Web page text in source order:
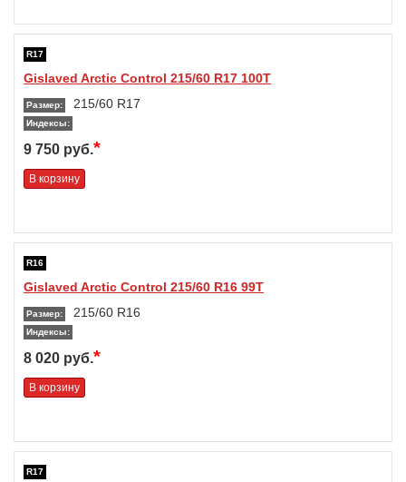
R17
Gislaved Arctic Control 215/60 R17 100T
Размер: 215/60 R17
Индексы:
9 750 руб.*
В корзину
R16
Gislaved Arctic Control 215/60 R16 99T
Размер: 215/60 R16
Индексы:
8 020 руб.*
В корзину
R17